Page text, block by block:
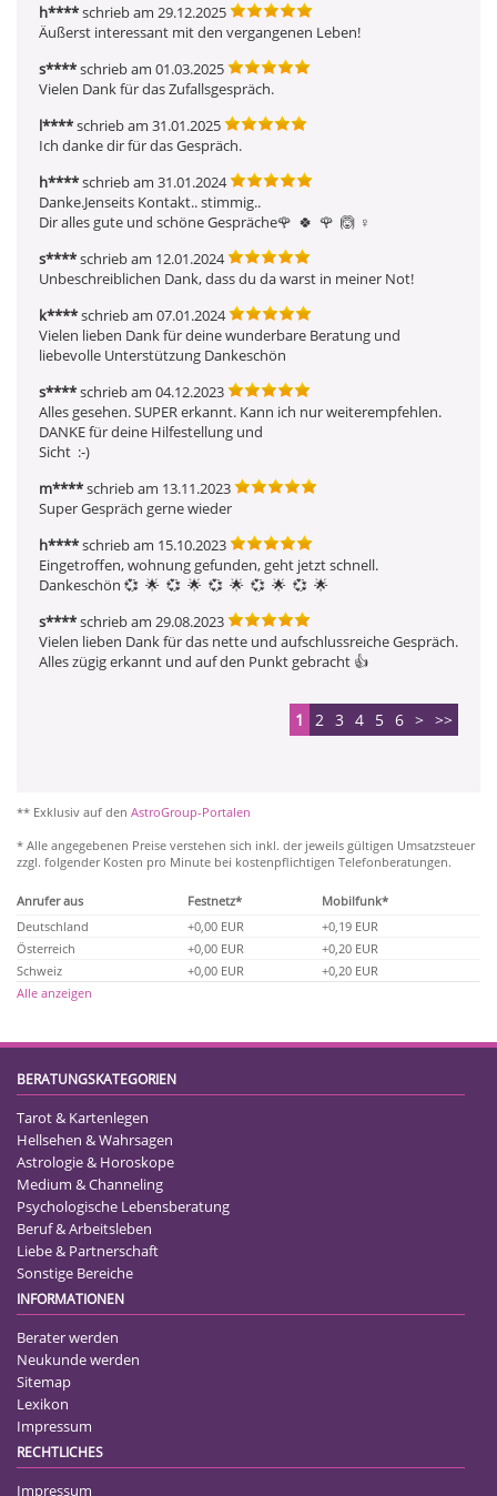
h****schrieb am 29.12.2025
Äußerst interessant mit den vergangenen Leben!
s****schrieb am 01.03.2025
Vielen Dank für das Zufallsgespräch.
l****schrieb am 31.01.2025
Ich danke dir für das Gespräch.
h****schrieb am 31.01.2024
Danke.Jenseits Kontakt.. stimmig..
Dir alles gute und schöne Gespräche🌹  🍀  🌹  🙆 ‍♀ ️
s****schrieb am 12.01.2024
Unbeschreiblichen Dank, dass du da warst in meiner Not!
k****schrieb am 07.01.2024
Vielen lieben Dank für deine wunderbare Beratung und
liebevolle Unterstützung Dankeschön
s****schrieb am 04.12.2023
Alles gesehen. SUPER erkannt. Kann ich nur weiterempfehlen.
DANKE für deine Hilfestellung und
Sicht  :-)
m****schrieb am 13.11.2023
Super Gespräch gerne wieder
h****schrieb am 15.10.2023
Eingetroffen, wohnung gefunden, geht jetzt schnell.
Dankeschön 💞  🌟  💞  🌟  💞  🌟  💞  🌟  💞  🌟
s****schrieb am 29.08.2023
Vielen lieben Dank für das nette und aufschlussreiche Gespräch.
Alles zügig erkannt und auf den Punkt gebracht 👍
1 2 3 4 5 6 > >>
** Exklusiv auf den AstroGroup-Portalen
* Alle angegebenen Preise verstehen sich inkl. der jeweils gültigen Umsatzsteuer
zzgl. folgender Kosten pro Minute bei kostenpflichtigen Telefonberatungen.
Anrufer aus Festnetz*
Mobilfunk*
Deutschland
+0,00 EUR
+0,19 EUR
Österreich
+0,00 EUR
+0,20 EUR
Schweiz
+0,00 EUR
+0,20 EUR
Alle anzeigen
BERATUNGSKATEGORIEN
Tarot & Kartenlegen
Hellsehen & Wahrsagen
Astrologie & Horoskope
Medium & Channeling
Psychologische Lebensberatung
Beruf & Arbeitsleben
Liebe & Partnerschaft
Sonstige Bereiche
INFORMATIONEN
Berater werden
Neukunde werden
Sitemap
Lexikon
Impressum
RECHTLICHES
Impressum